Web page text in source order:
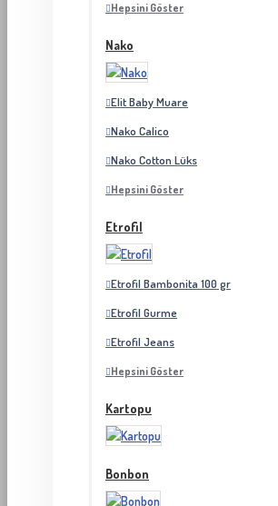
Hepsini Göster
Nako
Elit Baby Muare
Nako Calico
Nako Cotton Lüks
Hepsini Göster
Etrofil
Etrofil Bambonita 100 gr
Etrofil Gurme
Etrofil Jeans
Hepsini Göster
Kartopu
Bonbon